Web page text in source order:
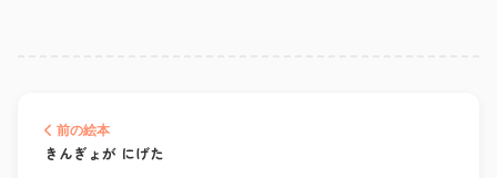
前の絵本
きんぎょが にげた